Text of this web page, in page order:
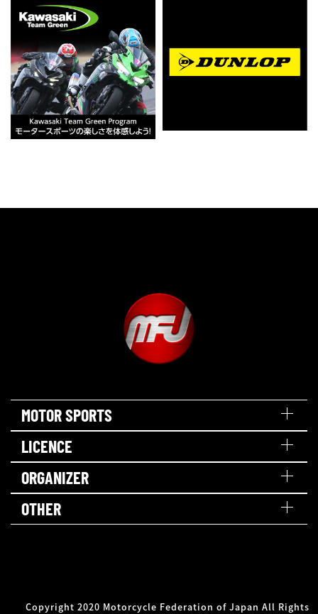
MOTOR SPORTS
LICENCE
ORGANIZER
OTHER
Copyright 2020 Motorcycle Federation of Japan All Rights